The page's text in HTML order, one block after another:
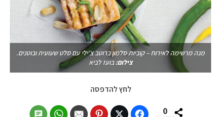
מנה מרשימה לאירוח – קוביות סלמון ברוטב צ’ילי עם סלט שעועית ובוטנים.
צילום:בועז לביא
לחץ להדפסה
0